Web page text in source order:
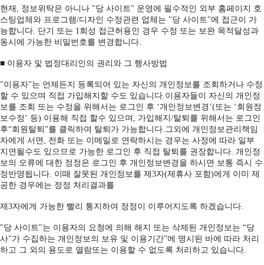
현재, 정보위탁은 아니나 "당 사이트" 운영에 필수적인 외부 홈페이지 호
스팅업체와 프로그램/디자인 수정관련 업체는 "당 사이트"에 접근이 가
능합니다. 단기 또는 1회성 접근허용인 경우 수정 또는 보완 목적달성과
동시에 가능한 비밀번호를 변경합니다.
■ 이용자 및 법정대리인의 권리와 그 행사방법
"이용자"는 언제든지 등록되어 있는 자신의 개인정보를 조회하거나 수정
할 수 있으며 직접 가입해지할 수도 있습니다.이용자들이 자신의 개인정
보를 조회 또는 수정을 위해서는 로그인 후 ‘개인정보변경’(또는 ‘회원정
보수정’ 등) 이용해 직접 할수 있으며, 가입해지/탈퇴를 위해서는 로그인
후“회원탈퇴”를 클릭하여 탈퇴가 가능합니다.그외에 개인정보관리책임
자에게 서면, 전화 또는 이메일로 연락하시는 경우는 사정에 따라 일부
지연될수도 있으므로 가능한 로그인 후 직접 탈퇴를 권장합니다. 개인정
보의 오류에 대한 정정은 로그인 후 개인정보변경을 하시면 보통 즉시 수
정반영됩니다. 이때 잘못된 개인정보를 제3자(제휴사 포함)에게 이미 제
공한 경우에는 정정 처리결과를
제3자에게 가능한 빨리 통지하여 정정이 이루어지도록 하겠습니다.
"당 사이트"는 이용자의 요청에 의해 해지 또는 삭제된 개인정보는 “당
사"가 수집하는 개인정보의 보유 및 이용기간”에 명시된 바에 따라 처리
하고 그 외의 용도로 열람또는 이용할 수 없도록 처리하고 있습니다.